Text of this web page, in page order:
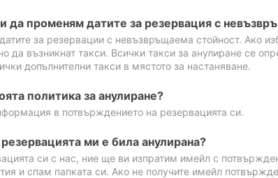
да променям датите за резервация с
за резервации с невъзвръщаема стойност. Ако
да възникнат такси. Всички такси за анулиране се
допълнителни такси в мястото за настаняване.
политика за анулиране?
в потвърждението на резервацията си.
ми е била анулирана?
си с нас, ние ще ви изпратим имейл с
и спам папката си. Ако не получите имейл